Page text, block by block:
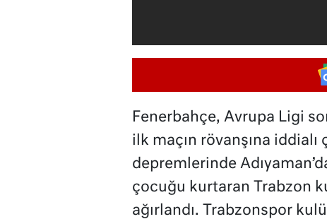
Fenerbahçe, Avrupa Ligi
ilk maçın rövanşına
depremlerinde
çocuğu kurtaran Trabzon
ağırlandı. Trabzonspor